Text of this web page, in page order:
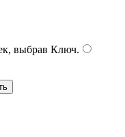
выбрав Ключ.